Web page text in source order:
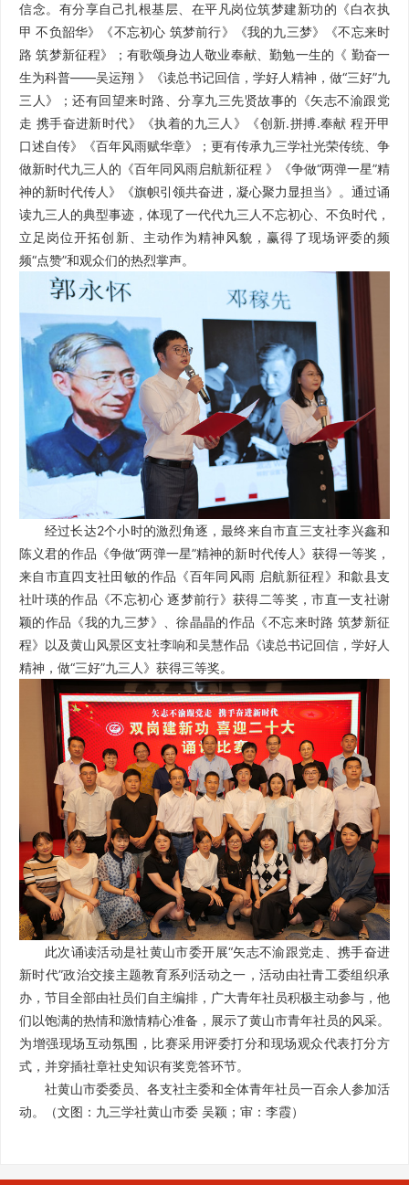
信念。有分享自己扎根基层、在平凡岗位筑梦建新功的《白衣执
甲 不负韶华》《不忘初心 筑梦前行》《我的九三梦》《不忘来时
路 筑梦新征程》；有歌颂身边人敬业奉献、勤勉一生的《 勤奋一
生为科普——吴运翔 》《读总书记回信，学好人精神，做“三好”九
三人》；还有回望来时路、分享九三先贤故事的《矢志不渝跟党
走 携手奋进新时代》《执着的九三人》《创新.拼搏.奉献 程开甲
口述自传》《百年风雨赋华章》；更有传承九三学社光荣传统、争
做新时代九三人的《百年同风雨启航新征程 》《争做“两弹一星”精
神的新时代传人》《旗帜引领共奋进，凝心聚力显担当》。通过诵
读九三人的典型事迹，体现了一代代九三人不忘初心、不负时代，
立足岗位开拓创新、主动作为精神风貌，赢得了现场评委的频
频“点赞”和观众们的热烈掌声。
经过长达2个小时的激烈角逐，最终来自市直三支社李兴鑫和
陈义君的作品《争做“两弹一星”精神的新时代传人》获得一等奖，
来自市直四支社田敏的作品《百年同风雨 启航新征程》和歙县支
社叶瑛的作品《不忘初心 逐梦前行》获得二等奖，市直一支社谢
颖的作品《我的九三梦》、徐晶晶的作品《不忘来时路 筑梦新征
程》以及黄山风景区支社李响和吴慧作品《读总书记回信，学好人
精神，做“三好”九三人》获得三等奖。
此次诵读活动是社黄山市委开展“矢志不渝跟党走、携手奋进
新时代”政治交接主题教育系列活动之一，活动由社青工委组织承
办，节目全部由社员们自主编排，广大青年社员积极主动参与，他
们以饱满的热情和激情精心准备，展示了黄山市青年社员的风采。
为增强现场互动氛围，比赛采用评委打分和现场观众代表打分方
式，并穿插社章社史知识有奖竞答环节。
社黄山市委委员、各支社主委和全体青年社员一百余人参加活
动。（文图：九三学社黄山市委 吴颖；审：李霞）